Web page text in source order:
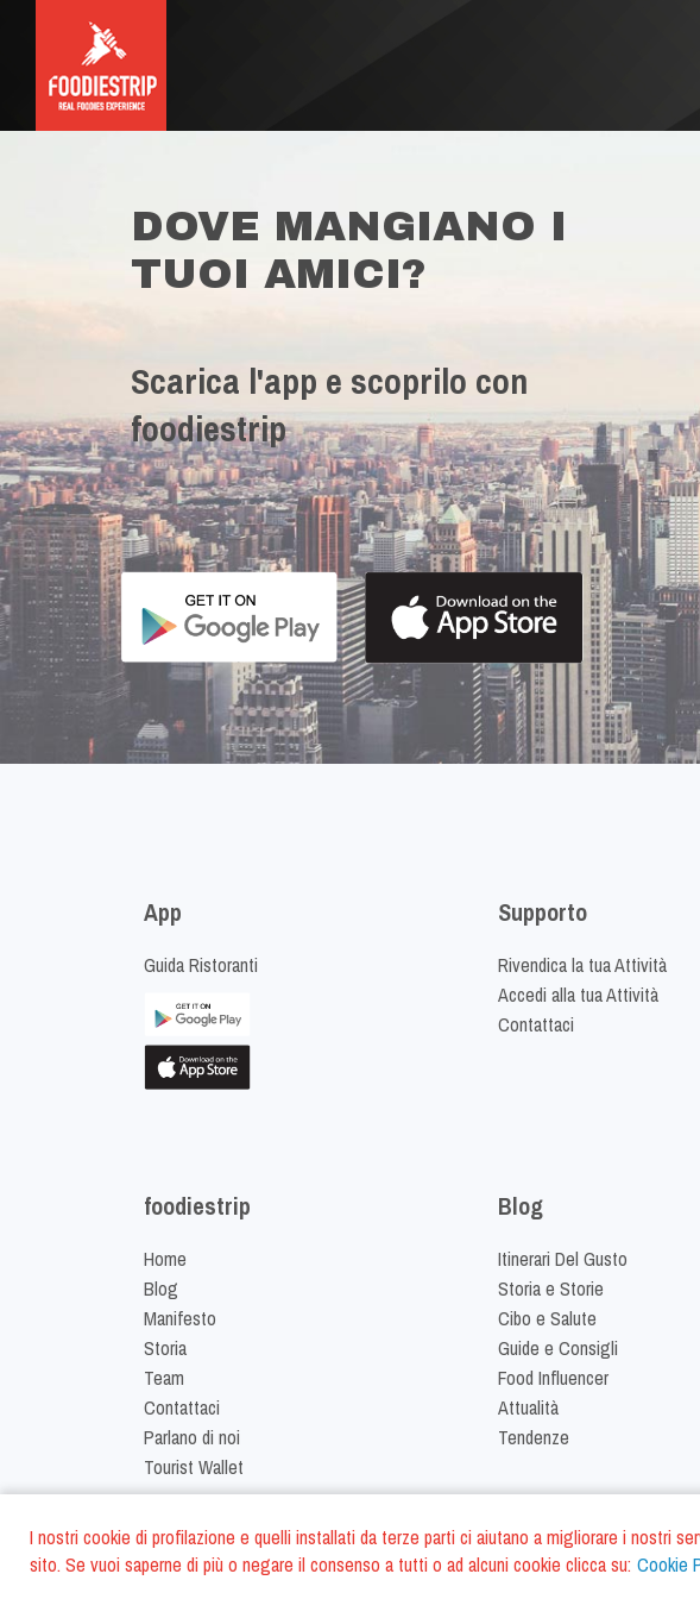
I nostri cookie di profilazione e quelli installati da terze parti ci aiutano a migliorare i nostri
sito. Se vuoi saperne di più o negare il consenso a tutti o ad alcuni cookie clicca su: Cookie
DOVE MANGIANO I
TUOI AMICI?
Scarica l'app e scoprilo con
foodiestrip
App
Guida Ristoranti
Supporto
Rivendica la tua Attività
Accedi alla tua Attività
Contattaci
foodiestrip
Home
Blog
Manifesto
Storia
Team
Contattaci
Parlano di noi
Tourist Wallet
Blog
Itinerari Del Gusto
Storia e Storie
Cibo e Salute
Guide e Consigli
Food Influencer
Attualità
Tendenze